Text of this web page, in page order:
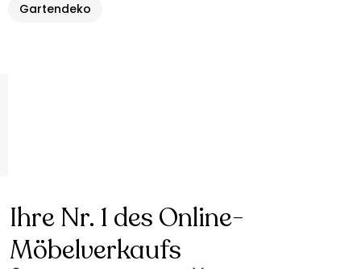
Gartendeko
Ihre Nr. 1 des Online-
Möbelverkaufs